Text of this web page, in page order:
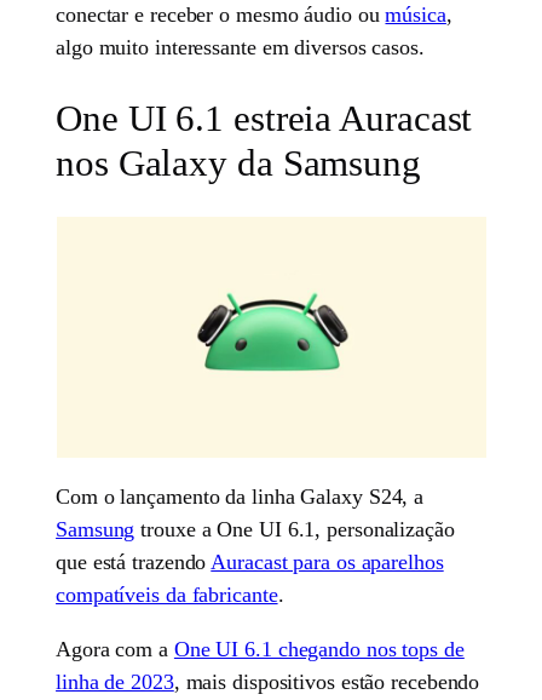
conectar e receber o mesmo áudio oumúsica,
algo muito interessante em diversos casos.
One UI 6.1 estreia Auracast
nos Galaxy da Samsung
Com o lançamento da linha Galaxy S24, a
Samsung trouxe a One UI 6.1, personalização
que está trazendo Auracast para os aparelhos
compatíveis da fabricante.
Agora com a One UI 6.1 chegando nos tops de
linha de 2023, mais dispositivos estão recebendo